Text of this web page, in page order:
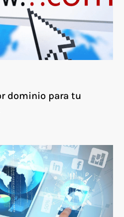
dominio para tu